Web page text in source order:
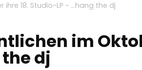
18. Studio-LP ~ …hang the dj
im
dj